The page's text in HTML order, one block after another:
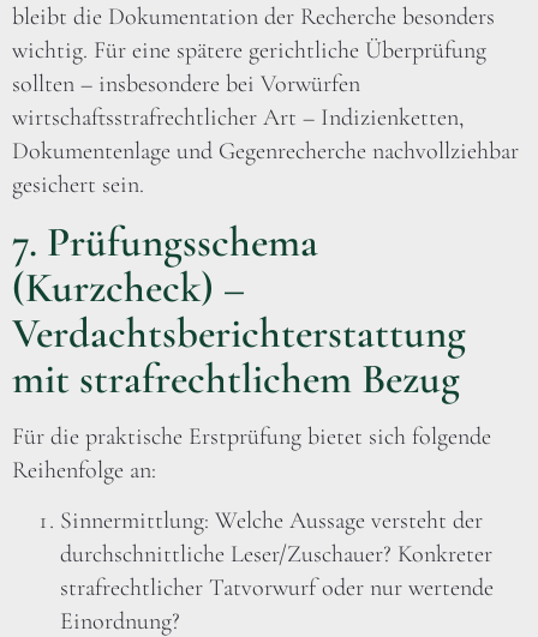
bleibt die Dokumentation der Recherche besonders
wichtig. Für eine spätere gerichtliche Überprüfung
sollten – insbesondere bei Vorwürfen
wirtschaftsstrafrechtlicher Art – Indizienketten,
Dokumentenlage und Gegenrecherche nachvollziehbar
gesichert sein.
7. Prüfungsschema
(Kurzcheck) –
Verdachtsberichterstattung
mit strafrechtlichem Bezug
Für die praktische Erstprüfung bietet sich folgende
Reihenfolge an:
Sinnermittlung: Welche Aussage versteht der
durchschnittliche Leser/Zuschauer? Konkreter
strafrechtlicher Tatvorwurf oder nur wertende
Einordnung?